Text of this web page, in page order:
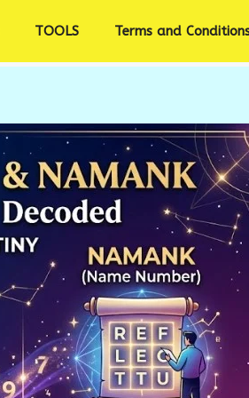
TOOLS Terms and